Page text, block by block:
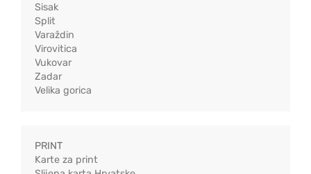
Sisak
Split
Varaždin
Virovitica
Vukovar
Zadar
Velika gorica
PRINT
Karte za print